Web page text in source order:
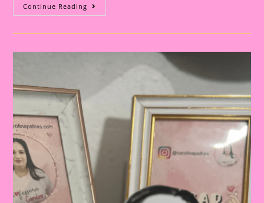
Continue Reading Atividade
Com
Tema
Trânsito|Despertando
Consciência
Fundamental